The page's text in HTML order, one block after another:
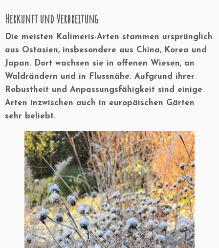
Herkunft und Verbreitung
Die meisten Kalimeris-Arten stammen ursprünglich
aus Ostasien, insbesondere aus China, Korea und
Japan. Dort wachsen sie in offenen Wiesen, an
Waldrändern und in Flussnähe. Aufgrund ihrer
Robustheit und Anpassungsfähigkeit sind einige
Arten inzwischen auch in europäischen Gärten
sehr beliebt.